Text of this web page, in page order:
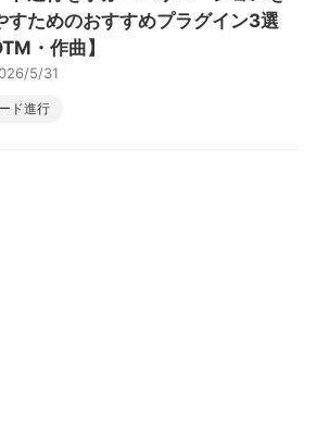
すためのおすすめプラグイン3選
・作曲】
5/31
ド進行